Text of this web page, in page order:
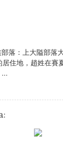
落：上大隘部落
住地，趙姓在賽